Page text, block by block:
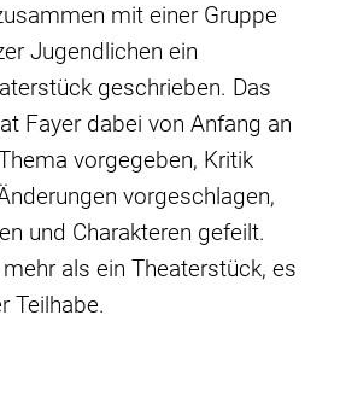
mit einer Gruppe
Jugendlichen ein
geschrieben. Das
Fayer dabei von Anfang an
vorgegeben, Kritik
vorgeschlagen,
und Charakteren gefeilt.
mehr als ein Theaterstück, es
Teilhabe.